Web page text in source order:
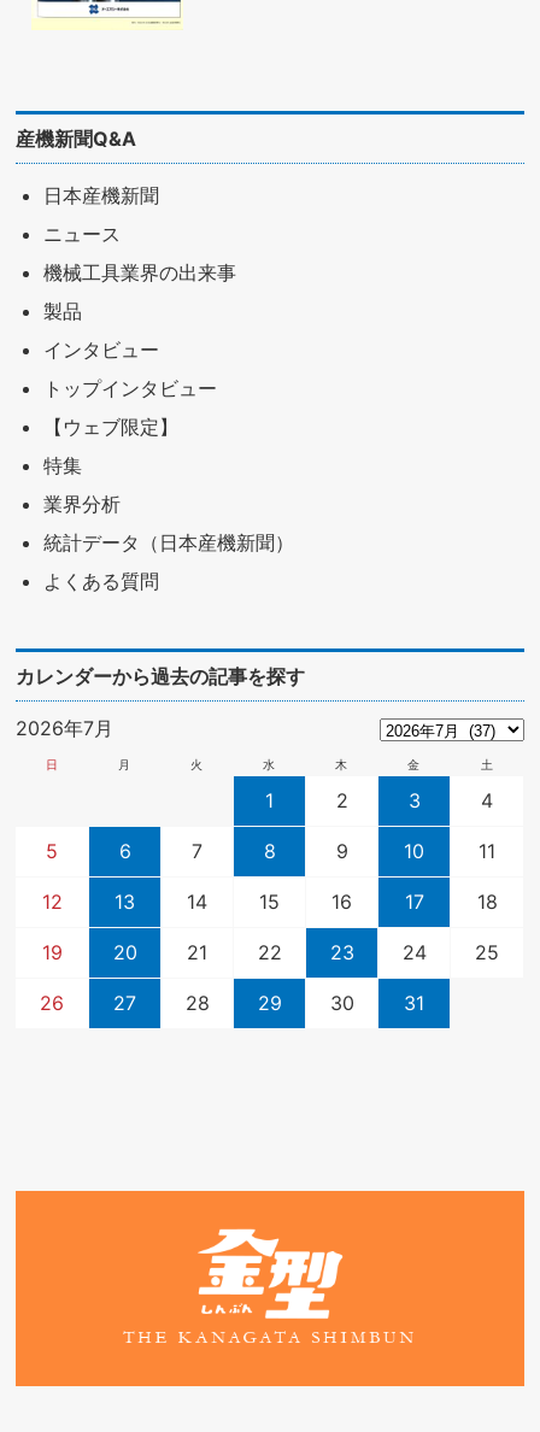
産機新聞Q&A
日本産機新聞
ニュース
機械工具業界の出来事
製品
インタビュー
トップインタビュー
【ウェブ限定】
特集
業界分析
統計データ（日本産機新聞）
よくある質問
カレンダーから過去の記事を探す
2026年7月
日 月 火 水 木 金 土
1 2 3 4
5 6 7 8 9 10 11
12 13 14 15 16 17 18
19 20 21 22 23 24 25
26 27 28 29 30 31